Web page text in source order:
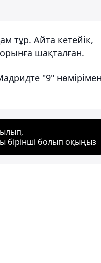
тұр. Айта кетейік,
шақталған.
"9" нөмірімен
бірінші болып оқыңыз